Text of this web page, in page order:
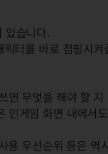
있습니다.
터를 바로 점핑시
면 무엇을 해야 할
인게임 화면 내에
용 우선순위 등은